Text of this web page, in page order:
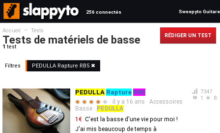
256 connectés Sweepyto Guitare
Accueil > Tests
Tests de matériels de basse
1 test
RÉDIGER UN TEST
Filtres PEDULLA Rapture RB5 ✖
7347
1
8
PEDULLA Rapture RB5
★ ★ ★ ★ ★ · il y a 16 ans · Accessoires
Basse · PEDULLA
1€ C'est la basse d'une vie pour moi !
J'ai mis beaucoup de temps à